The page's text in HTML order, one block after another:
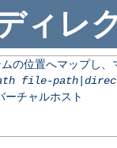
ィレ
の位置へマップし
file-path|
ーチャルホスト